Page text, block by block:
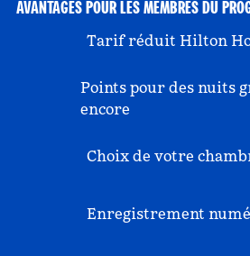
AVANTAGES POUR LES MEMBRES DU
Tarif réduit Hilton
Points pour des nuits
encore
Choix de votre
Enregistrement